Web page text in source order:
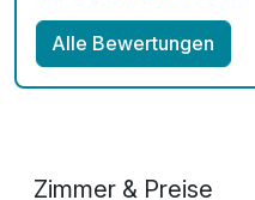
Alle Bewertungen
Zimmer & Preise